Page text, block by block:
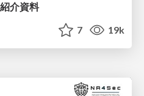
介資料
7 19k